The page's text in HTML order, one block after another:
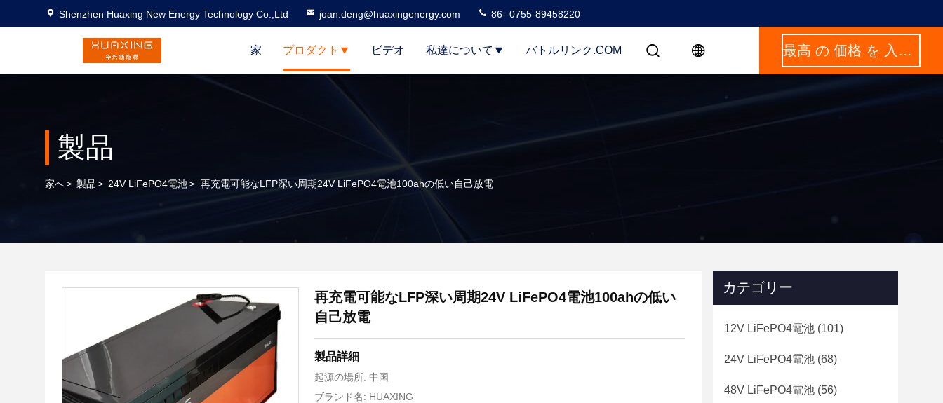
Shenzhen Huaxing New Energy Technology Co.,Ltd joan.deng@huaxingenergy.com 86--0755-89458220
家 プロダクト ビデオ 私達について バトルリンク.COM 最高 の 価格 を 入手 する
製品
家へ> 製品> 24V LiFePO4電池> 再充電可能なLFP深い周期24V LiFePO4電池100ahの低い自己放電
再充電可能なLFP深い周期24V LiFePO4電池100ahの低い
自己放電
製品詳細
起源の場所: 中国
ブランド名: HUAXING
カテゴリー
12V LiFePO4電池 (101)
24V LiFePO4電池 (68)
48V LiFePO4電池 (56)